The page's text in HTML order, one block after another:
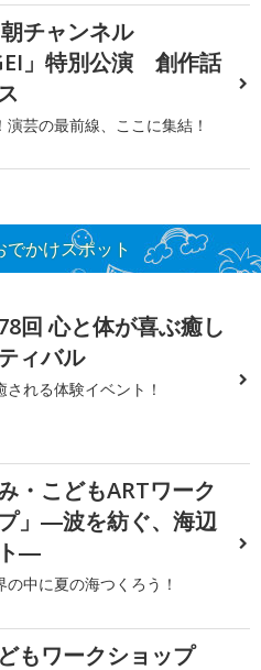
チャンネル
」特別公演 創作話
演芸の最前線、ここに集結！
かけスポット
回 心と体が喜ぶ癒し
ィバル
される体験イベント！
・こどもARTワーク
」―波を紡ぐ、海辺
―
の中に夏の海つくろう！
もワークショップ